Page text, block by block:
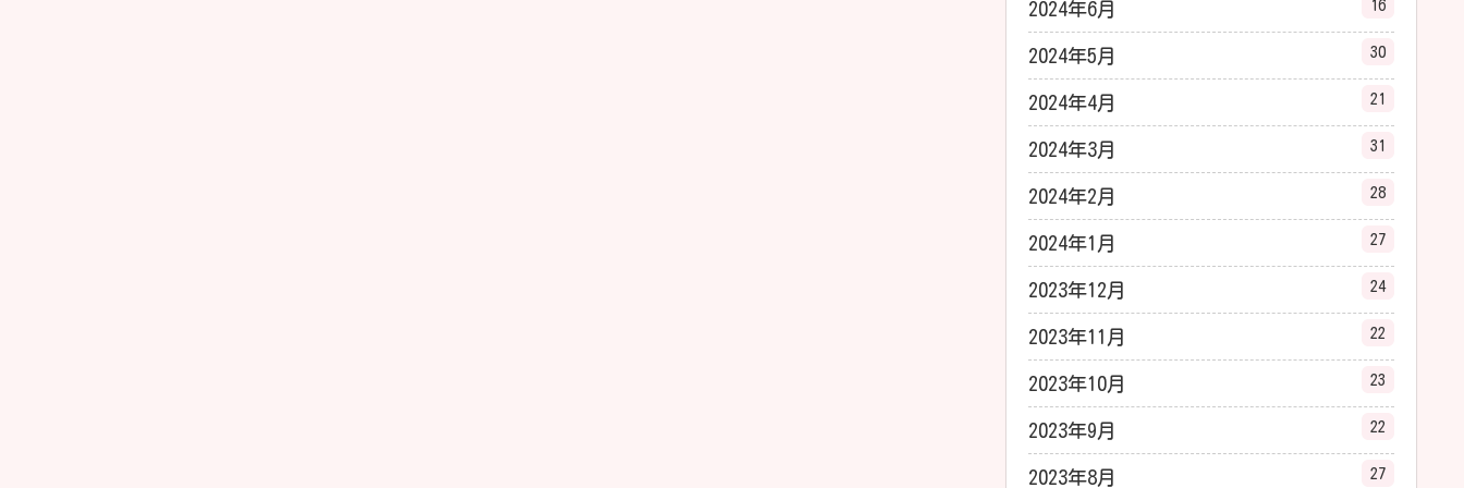
2024年6月 16
2024年5月 30
2024年4月 21
2024年3月 31
2024年2月 28
2024年1月 27
2023年12月 24
2023年11月 22
2023年10月 23
2023年9月 22
2023年8月 27